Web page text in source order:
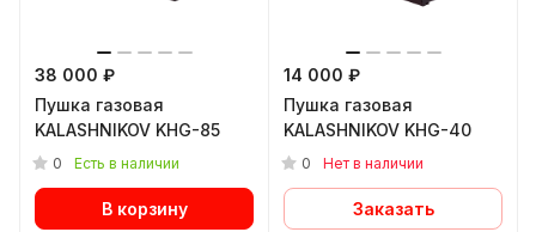
38 000 ₽
Пушка газовая
KALASHNIKOV KHG-85
0 Есть в наличии
В корзину
14 000 ₽
Пушка газовая
KALASHNIKOV KHG-40
0 Нет в наличии
Заказать